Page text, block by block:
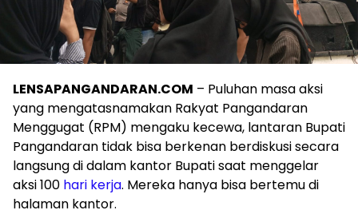
LENSAPANGANDARAN.COM – Puluhan masa aksi
yang mengatasnamakan Rakyat Pangandaran
Menggugat (RPM) mengaku kecewa, lantaran Bupati
Pangandaran tidak bisa berkenan berdiskusi secara
langsung di dalam kantor Bupati saat menggelar
aksi 100 hari kerja. Mereka hanya bisa bertemu di
halaman kantor.